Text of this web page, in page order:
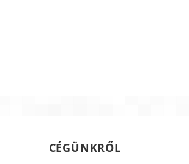
CÉGÜNKRŐL